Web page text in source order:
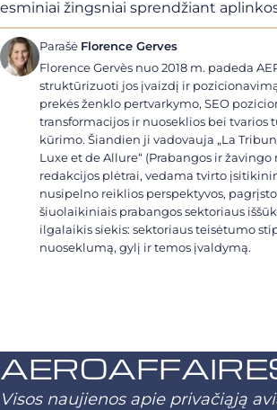
esminiai žingsniai sprendžiant
Parašė Florence Gerves
Florence Gervès nuo 2018 m. padeda
struktūrizuoti jos įvaizdį ir
prekės ženklo pertvarkymo, SEO
transformacijos ir nuoseklios bei tvarios
kūrimo. Šiandien ji vadovauja „La
Luxe et de Allure“ (Prabangos ir
redakcijos plėtrai, vedama tvirto
nusipelno reiklios perspektyvos,
šiuolaikiniais prabangos sektoriaus
ilgalaikis siekis: sektoriaus teisėtumo
nuoseklumą, gylį ir temos įvaldymą.
Visos naujienos apie privačiąją